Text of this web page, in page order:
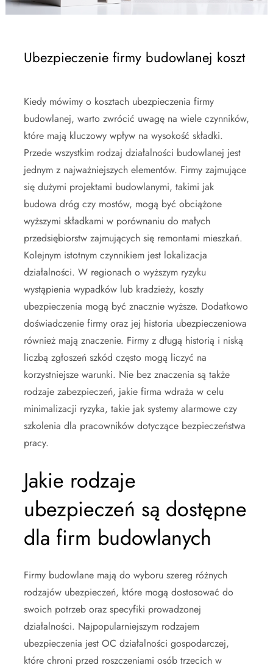
Ubezpieczenie firmy budowlanej koszt
Kiedy mówimy o kosztach ubezpieczenia firmy
budowlanej, warto zwrócić uwagę na wiele czynników,
które mają kluczowy wpływ na wysokość składki.
Przede wszystkim rodzaj działalności budowlanej jest
jednym z najważniejszych elementów. Firmy zajmujące
się dużymi projektami budowlanymi, takimi jak
budowa dróg czy mostów, mogą być obciążone
wyższymi składkami w porównaniu do małych
przedsiębiorstw zajmujących się remontami mieszkań.
Kolejnym istotnym czynnikiem jest lokalizacja
działalności. W regionach o wyższym ryzyku
wystąpienia wypadków lub kradzieży, koszty
ubezpieczenia mogą być znacznie wyższe. Dodatkowo
doświadczenie firmy oraz jej historia ubezpieczeniowa
również mają znaczenie. Firmy z długą historią i niską
liczbą zgłoszeń szkód często mogą liczyć na
korzystniejsze warunki. Nie bez znaczenia są także
rodzaje zabezpieczeń, jakie firma wdraża w celu
minimalizacji ryzyka, takie jak systemy alarmowe czy
szkolenia dla pracowników dotyczące bezpieczeństwa
pracy.
Jakie rodzaje
ubezpieczeń są dostępne
dla firm budowlanych
Firmy budowlane mają do wyboru szereg różnych
rodzajów ubezpieczeń, które mogą dostosować do
swoich potrzeb oraz specyfiki prowadzonej
działalności. Najpopularniejszym rodzajem
ubezpieczenia jest OC działalności gospodarczej,
które chroni przed roszczeniami osób trzecich w